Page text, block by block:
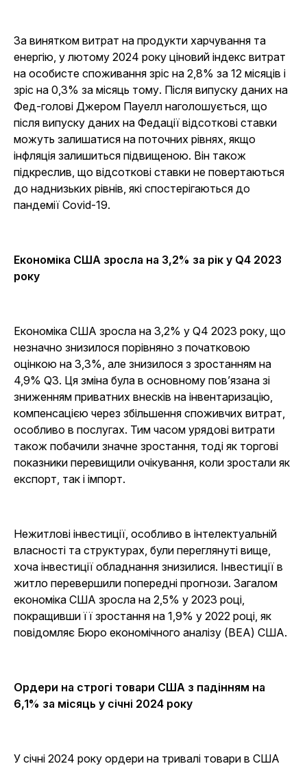
За винятком витрат на продукти харчування та
енергію, у лютому 2024 року ціновий індекс витрат
на особисте споживання зріс на 2,8% за 12 місяців і
зріс на 0,3% за місяць тому. Після випуску даних на
Фед-голові Джером Пауелл наголошується, що
після випуску даних на Федації відсоткові ставки
можуть залишатися на поточних рівнях, якщо
інфляція залишиться підвищеною. Він також
підкреслив, що відсоткові ставки не повертаються
до наднизьких рівнів, які спостерігаються до
пандемії Covid-19.
Економіка США зросла на 3,2% за рік у Q4 2023
року
Економіка США зросла на 3,2% у Q4 2023 року, що
незначно знизилося порівняно з початковою
оцінкою на 3,3%, але знизилося з зростанням на
4,9% Q3. Ця зміна була в основному пов’язана зі
зниженням приватних внесків на інвентаризацію,
компенсацією через збільшення споживчих витрат,
особливо в послугах. Тим часом урядові витрати
також побачили значне зростання, тоді як торгові
показники перевищили очікування, коли зростали як
експорт, так і імпорт.
Нежитлові інвестиції, особливо в інтелектуальній
власності та структурах, були переглянуті вище,
хоча інвестиції обладнання знизилися. Інвестиції в
житло перевершили попередні прогнози. Загалом
економіка США зросла на 2,5% у 2023 році,
покращивши її зростання на 1,9% у 2022 році, як
повідомляє Бюро економічного аналізу (BEA) США.
Ордери на строгі товари США з падінням на
6,1% за місяць у січні 2024 року
У січні 2024 року ордери на тривалі товари в США